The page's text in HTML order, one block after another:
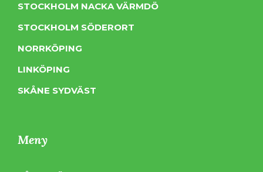
STOCKHOLM NACKA VÄRMDÖ
STOCKHOLM SÖDERORT
NORRKÖPING
LINKÖPING
SKÅNE SYDVÄST
Meny